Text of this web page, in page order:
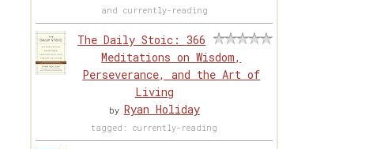
and currently-reading
The Daily Stoic: 366
Meditations on Wisdom,
Perseverance, and the Art of
Living
by Ryan Holiday
tagged: currently-reading